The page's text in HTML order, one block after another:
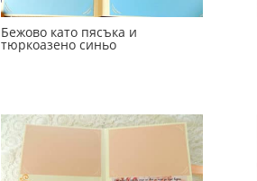
Бежово като пясъка и
тюркоазено синьо